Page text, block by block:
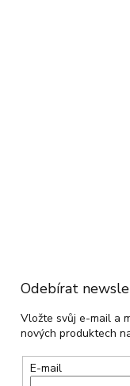
Odebírat
Vložte svůj e-mail a
nových produktech
E-mail